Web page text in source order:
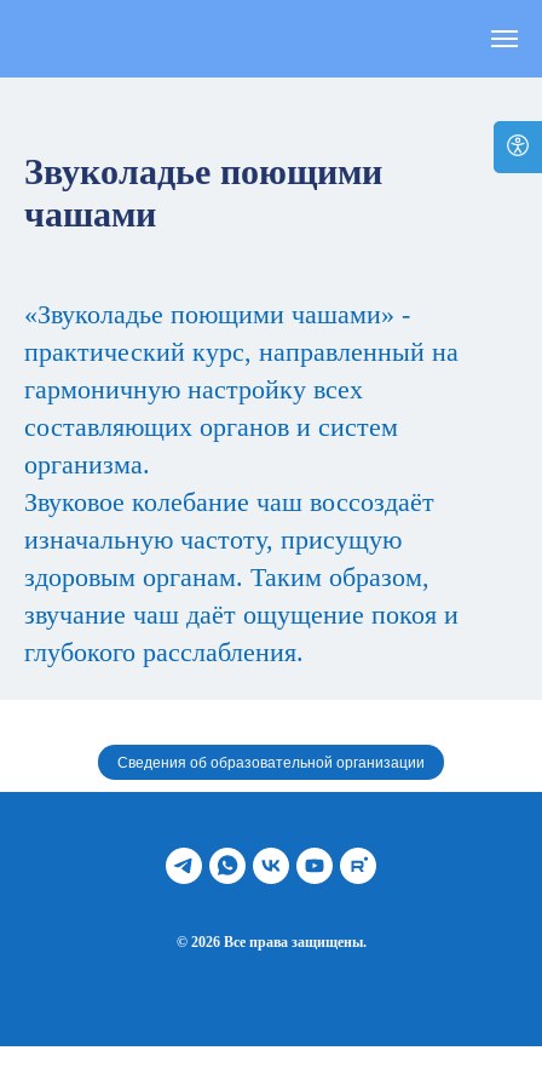
Звуколадье поющими
чашами
«Звуколадье поющими чашами» -
практический курс, направленный на
гармоничную настройку всех
составляющих органов и систем
организма.
Звуковое колебание чаш воссоздаёт
изначальную частоту, присущую
здоровым органам. Таким образом,
звучание чаш даёт ощущение покоя и
глубокого расслабления.
Сведения об образовательной организации
© 2026 Все права защищены.